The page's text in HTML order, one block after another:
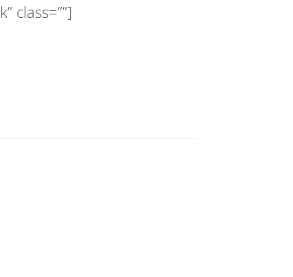
class=””]